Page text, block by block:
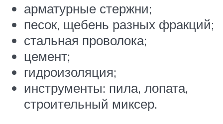
арматурные стержни;
песок, щебень разных фракций;
стальная проволока;
цемент;
гидроизоляция;
инструменты: пила, лопата,
строительный миксер.